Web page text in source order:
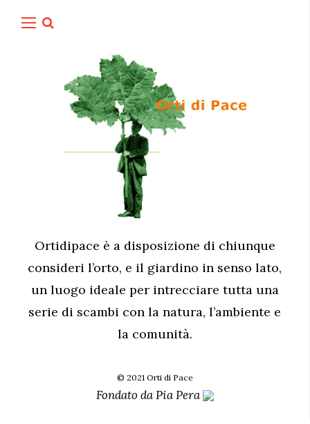
Ortidipace è a disposizione di chiunque
consideri l’orto, e il giardino in senso lato,
un luogo ideale per intrecciare tutta una
serie di scambi con la natura, l’ambiente e
la comunità.
© 2021 Orti di Pace
Fondato daPia Pera